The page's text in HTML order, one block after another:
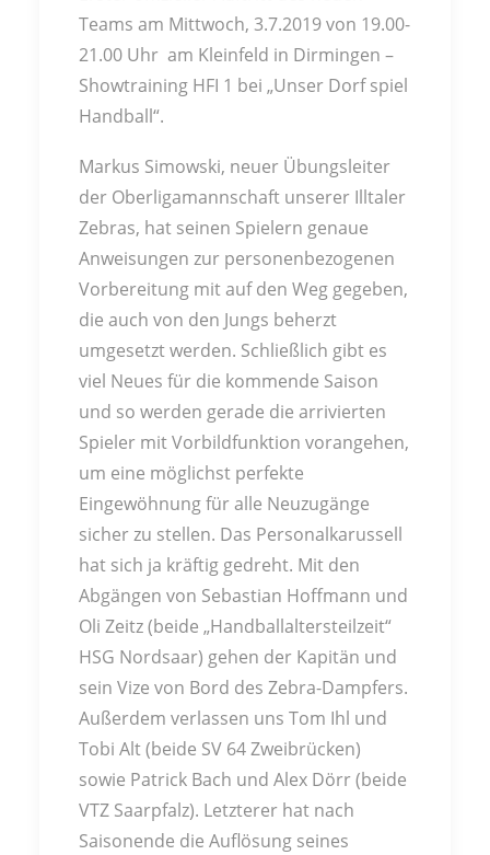
Teams am Mittwoch, 3.7.2019 von 19.00-
21.00 Uhr am Kleinfeld in Dirmingen –
Showtraining HFI 1 bei „Unser Dorf spiel
Handball“.
Markus Simowski, neuer Übungsleiter
der Oberligamannschaft unserer Illtaler
Zebras, hat seinen Spielern genaue
Anweisungen zur personenbezogenen
Vorbereitung mit auf den Weg gegeben,
die auch von den Jungs beherzt
umgesetzt werden. Schließlich gibt es
viel Neues für die kommende Saison
und so werden gerade die arrivierten
Spieler mit Vorbildfunktion vorangehen,
um eine möglichst perfekte
Eingewöhnung für alle Neuzugänge
sicher zu stellen. Das Personalkarussell
hat sich ja kräftig gedreht. Mit den
Abgängen von Sebastian Hoffmann und
Oli Zeitz (beide „Handballaltersteilzeit“
HSG Nordsaar) gehen der Kapitän und
sein Vize von Bord des Zebra-Dampfers.
Außerdem verlassen uns Tom Ihl und
Tobi Alt (beide SV 64 Zweibrücken)
sowie Patrick Bach und Alex Dörr (beide
VTZ Saarpfalz). Letzterer hat nach
Saisonende die Auflösung seines